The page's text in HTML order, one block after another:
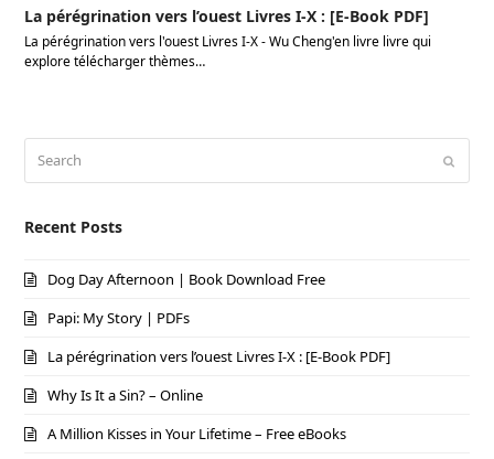
La pérégrination vers l’ouest Livres I-X : [E-Book PDF]
La pérégrination vers l'ouest Livres I-X - Wu Cheng'en livre livre qui
explore télécharger thèmes…
Recent Posts
Dog Day Afternoon | Book Download Free
Papi: My Story | PDFs
La pérégrination vers l’ouest Livres I-X : [E-Book PDF]
Why Is It a Sin? – Online
A Million Kisses in Your Lifetime – Free eBooks